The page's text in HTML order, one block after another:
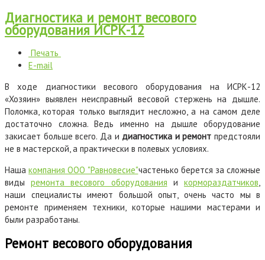
Диагностика и ремонт весового
оборудования ИСРК-12
Печать
E-mail
В ходе диагностики весового оборудования на ИСРК-12
«Хозяин» выявлен неисправный весовой стержень на дышле.
Поломка, которая только выглядит несложно, а на самом деле
достаточно сложна. Ведь именно на дышле оборудование
закисает больше всего. Да и диагностика и ремонт предстояли
не в мастерской, а практически в полевых условиях.
Нашакомпания ООО "Равновесие"частенько берется за сложные
видыремонта весового оборудования икормораздатчиков,
наши специалисты имеют большой опыт, очень часто мы в
ремонте применяем техники, которые нашими мастерами и
были разработаны.
Ремонт весового оборудования